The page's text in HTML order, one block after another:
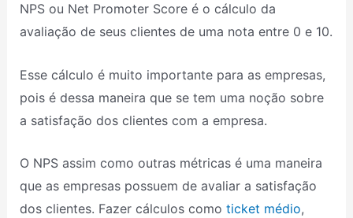
NPS ou Net Promoter Score é o cálculo da
avaliação de seus clientes de uma nota entre 0 e 10.
Esse cálculo é muito importante para as empresas,
pois é dessa maneira que se tem uma noção sobre
a satisfação dos clientes com a empresa.
O NPS assim como outras métricas é uma maneira
que as empresas possuem de avaliar a satisfação
dos clientes. Fazer cálculos como ticket médio,